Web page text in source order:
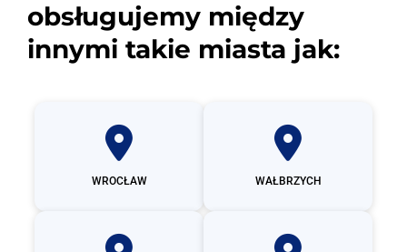
obsługujemy między
innymi takie miasta jak:
WROCŁAW WAŁBRZYCH